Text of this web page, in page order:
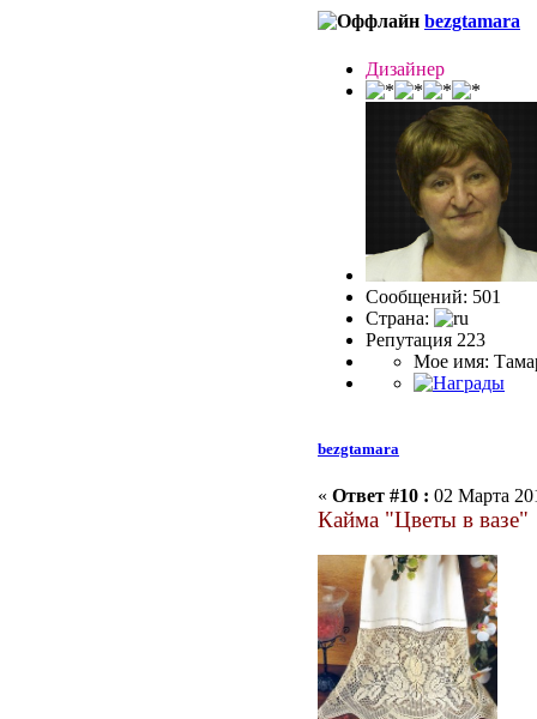
bezgtamara
Дизайнер
Сообщений: 501
Страна:
Репутация 223
Мое имя:
bezgtamara
« Ответ #10 : 02 Марта
Кайма "Цветы в вазе"